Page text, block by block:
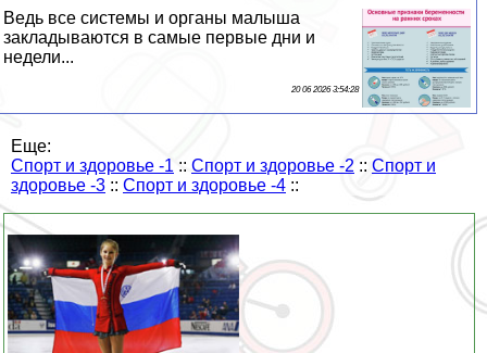
Ведь все системы и органы малыша
закладываются в самые первые дни и
недели...
20 06 2026 3:54:28
Еще:
Спорт и здоровье -1 :: Спорт и здоровье -2 :: Спорт и
здоровье -3 :: Спорт и здоровье -4 ::